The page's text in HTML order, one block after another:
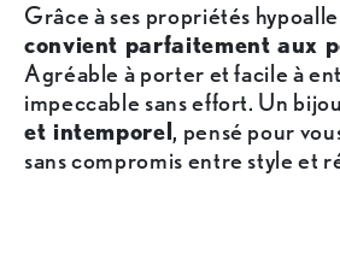
Grâce à ses propriétés
convient parfaitement aux
Agréable à porter et facile à
impeccable sans effort. Un
et intemporel, pensé pour
sans compromis entre style et